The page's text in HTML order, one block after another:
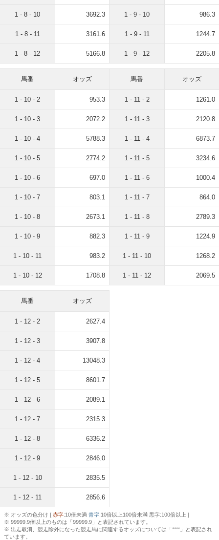
1 - 8 - 10 3692.3
1 - 8 - 11 3161.6
1 - 8 - 12 5166.8
1 - 9 - 10 986.3
1 - 9 - 11 1244.7
1 - 9 - 12 2205.8
馬番 オッズ
1 - 10 - 2 953.3
1 - 10 - 3 2072.2
1 - 10 - 4 5788.3
1 - 10 - 5 2774.2
1 - 10 - 6 697.0
1 - 10 - 7 803.1
1 - 10 - 8 2673.1
1 - 10 - 9 882.3
1 - 10 - 11 983.2
1 - 10 - 12 1708.8
馬番 オッズ
1 - 11 - 2 1261.0
1 - 11 - 3 2120.8
1 - 11 - 4 6873.7
1 - 11 - 5 3234.6
1 - 11 - 6 1000.4
1 - 11 - 7 864.0
1 - 11 - 8 2789.3
1 - 11 - 9 1224.9
1 - 11 - 10 1268.2
1 - 11 - 12 2069.5
馬番 オッズ
1 - 12 - 2 2627.4
1 - 12 - 3 3907.8
1 - 12 - 4 13048.3
1 - 12 - 5 8601.7
1 - 12 - 6 2089.1
1 - 12 - 7 2315.3
1 - 12 - 8 6336.2
1 - 12 - 9 2846.0
1 - 12 - 10 2835.5
1 - 12 - 11 2856.6
※ オッズの色分け [ 赤字:10倍未満 青字:10倍以上100倍未満 黒字:100倍以上 ]
※ 99999.9倍以上のものは「99999.9」と表記されています。
※ 出走取消、競走除外になった競走馬に関連するオッズについては「****」と表記され
ています。